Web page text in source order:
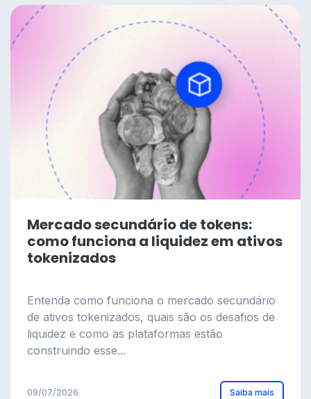
Mercado secundário de tokens:
como funciona a liquidez em ativos
tokenizados
Entenda como funciona o mercado secundário
de ativos tokenizados, quais são os desafios de
liquidez e como as plataformas estão
construindo esse...
09/07/2026 Saiba mais